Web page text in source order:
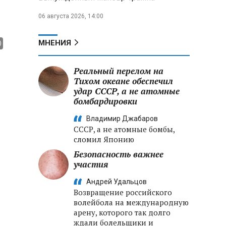
06 августа 2026, 14:00
МНЕНИЯ
Реальный перелом на
Тихом океане обеспечил
удар СССР, а не атомные
бомбардировки
Владимир Джабаров
СССР, а не атомные бомбы,
сломил Японию
Безопасность важнее
участия
Андрей Удальцов
Возвращение российского
волейбола на международную
арену, которого так долго
ждали болельщики и